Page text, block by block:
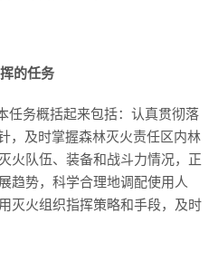
的任务
任务概括起来包括：认真贯彻落
，及时掌握森林灭火责任区内林
火队伍、装备和战斗力情况，正
趋势，科学合理地调配使用人
灭火组织指挥策略和手段，及时